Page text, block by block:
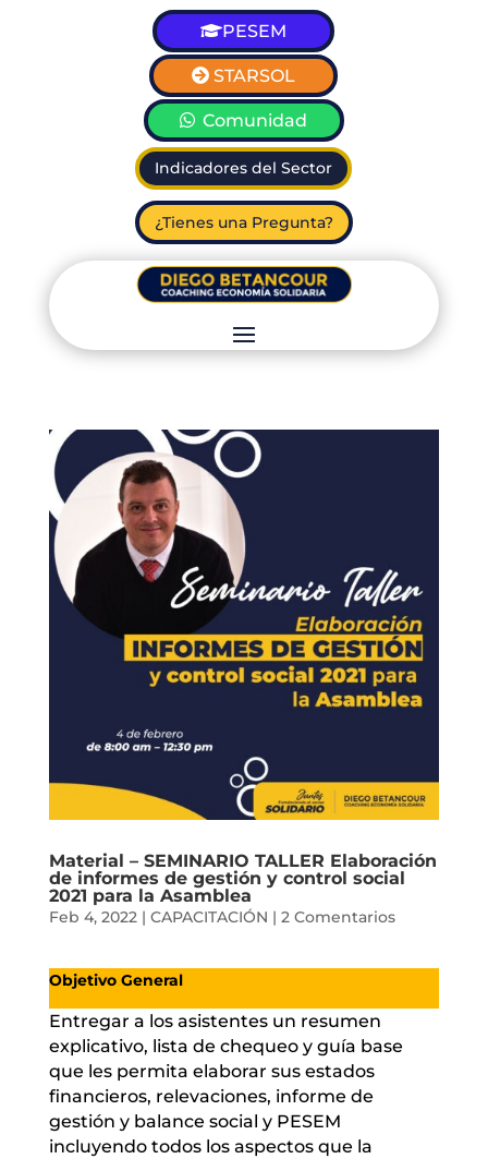
PESEM
STARSOL
Comunidad
Indicadores del Sector
¿Tienes una Pregunta?
Material – SEMINARIO TALLER Elaboración
de informes de gestión y control social
2021 para la Asamblea
Feb 4, 2022| CAPACITACIÓN | 2 Comentarios
Objetivo General
Entregar a los asistentes un resumen
explicativo, lista de chequeo y guía base
que les permita elaborar sus estados
financieros, relevaciones, informe de
gestión y balance social y PESEM
incluyendo todos los aspectos que la